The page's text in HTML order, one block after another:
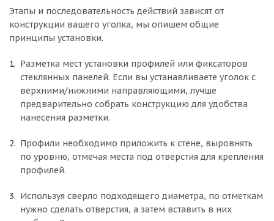
Этапы и последовательность действий зависят от
конструкции вашего уголка, мы опишем общие
принципы установки.
Разметка мест установки профилей или фиксаторов
стеклянных панелей. Если вы устанавливаете уголок с
верхними/нижними направляющими, лучше
предварительно собрать конструкцию для удобства
нанесения разметки.
Профили необходимо приложить к стене, выровнять
по уровню, отмечая места под отверстия для крепления
профилей.
Используя сверло подходящего диаметра, по отметкам
нужно сделать отверстия, а затем вставить в них